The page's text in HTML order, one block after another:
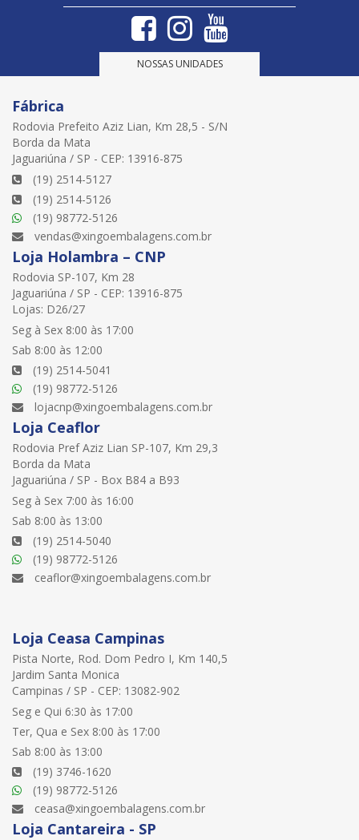
NOSSAS UNIDADES
Fábrica
Rodovia Prefeito Aziz Lian, Km 28,5 - S/N
Borda da Mata
Jaguariúna / SP - CEP: 13916-875
(19) 2514-5127
(19) 2514-5126
(19) 98772-5126
vendas@xingoembalagens.com.br
Loja Holambra – CNP
Rodovia SP-107, Km 28
Jaguariúna / SP - CEP: 13916-875
Lojas: D26/27
Seg à Sex 8:00 às 17:00
Sab 8:00 às 12:00
(19) 2514-5041
(19) 98772-5126
lojacnp@xingoembalagens.com.br
Loja Ceaflor
Rodovia Pref Aziz Lian SP-107, Km 29,3
Borda da Mata
Jaguariúna / SP - Box B84 a B93
Seg à Sex 7:00 às 16:00
Sab 8:00 às 13:00
(19) 2514-5040
(19) 98772-5126
ceaflor@xingoembalagens.com.br
Loja Ceasa Campinas
Pista Norte, Rod. Dom Pedro I, Km 140,5
Jardim Santa Monica
Campinas / SP - CEP: 13082-902
Seg e Qui 6:30 às 17:00
Ter, Qua e Sex 8:00 às 17:00
Sab 8:00 às 13:00
(19) 3746-1620
(19) 98772-5126
ceasa@xingoembalagens.com.br
Loja Cantareira - SP